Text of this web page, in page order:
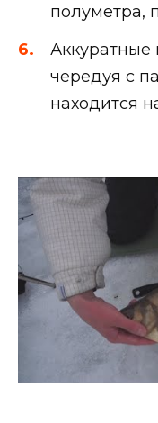
полуметра,
Аккуратные
чередуя с
находится